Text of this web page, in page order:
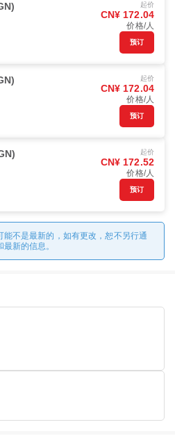
起价
CN¥ 172.04
价格/人
预订
起价
CN¥ 172.04
价格/人
预订
起价
CN¥ 172.52
价格/人
预订
不是最新的，如有更改，恕不另行通
新的信息。